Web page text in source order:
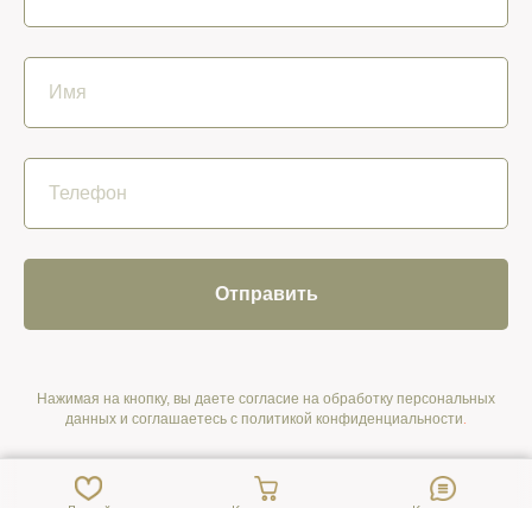
Отправить
Нажимая на кнопку, вы даете согласие на обработку персональных
данных и соглашаетесь c политикой конфиденциальности.